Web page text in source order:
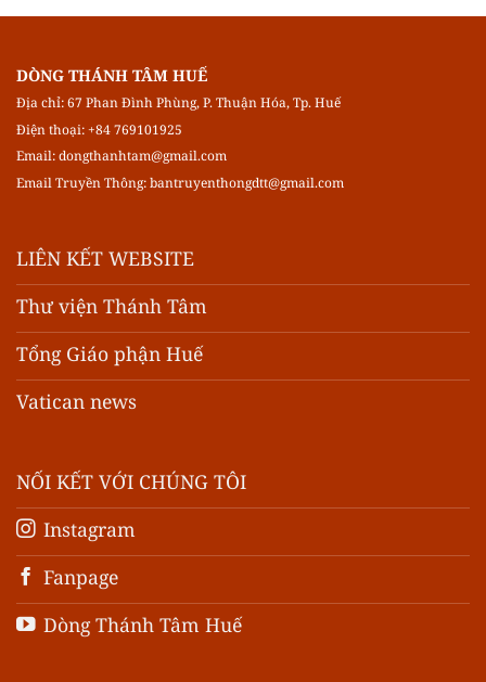
DÒNG THÁNH TÂM HUẾ
Địa chỉ: 67 Phan Đình Phùng, P. Thuận Hóa, Tp. Huế
Điện thoại: +84 769101925
Email:dongthanhtam@gmail.com
Email Truyền Thông:bantruyenthongdtt@gmail.com
LIÊN KẾT WEBSITE
Thư viện Thánh Tâm
Tổng Giáo phận Huế
Vatican news
NỐI KẾT VỚI CHÚNG TÔI
Instagram
Fanpage
Dòng Thánh Tâm Huế